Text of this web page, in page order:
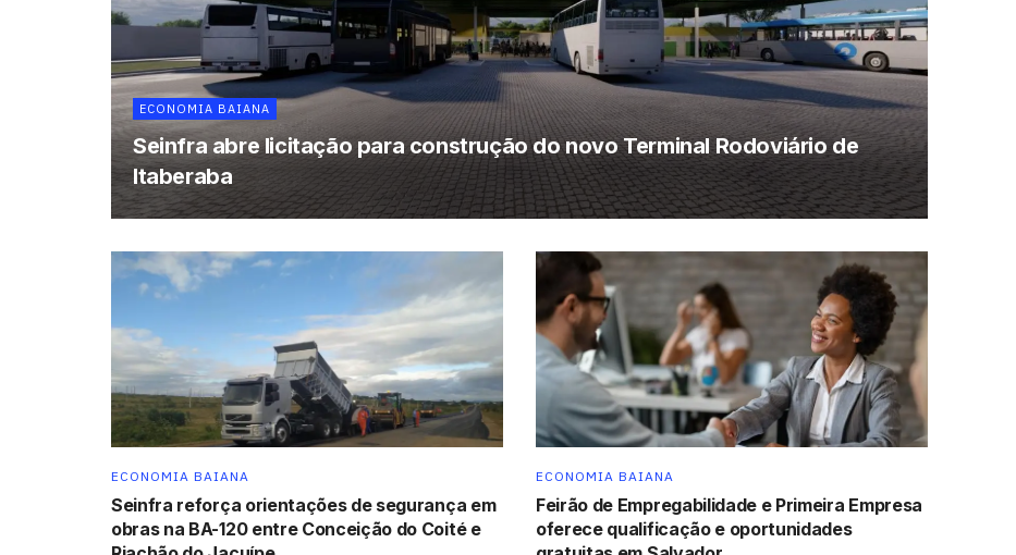
ECONOMIA BAIANA
Seinfra abre licitação para construção do novo Terminal Rodoviário de
Itaberaba
ECONOMIA BAIANA
Seinfra reforça orientações de segurança em
obras na BA-120 entre Conceição do Coité e
ECONOMIA BAIANA
Feirão de Empregabilidade e Primeira Empresa
oferece qualificação e oportunidades